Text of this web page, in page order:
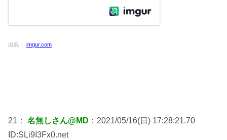
出典： imgur.com
21： 名無しさん@MD ：2021/05/16(日) 17:28:21.70
ID:SLi9I3Fx0.net